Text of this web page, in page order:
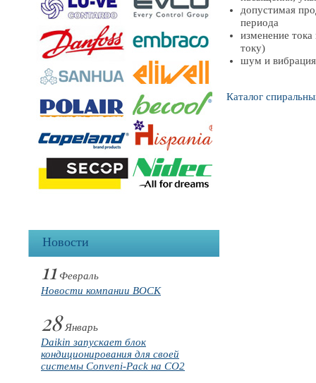
Новости
11 Февраль
Новости компании BOCK
28Январь
Daikin запускает блок
кондиционирования для своей
системы Conveni-Pack на CO2
допустимая
периода
изменение
току)
шум и
Каталог